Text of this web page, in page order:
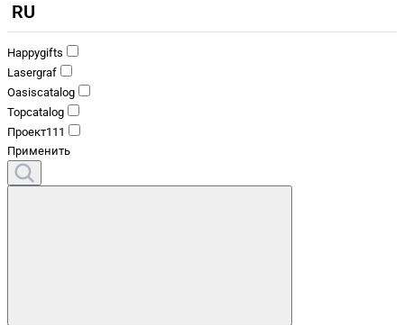
RU
Happygifts
Lasergraf
Oasiscatalog
Topcatalog
Проект111
Применить